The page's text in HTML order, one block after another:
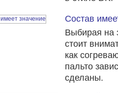
Состав
Выбирая на
стоит
как
пальто
сделаны.